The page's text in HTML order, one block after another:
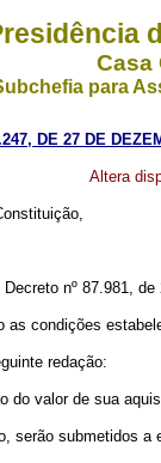
Casa
para
DE 27 DE
Altera
nº 87.981,
condições
redação:
valor de sua
submetidos a